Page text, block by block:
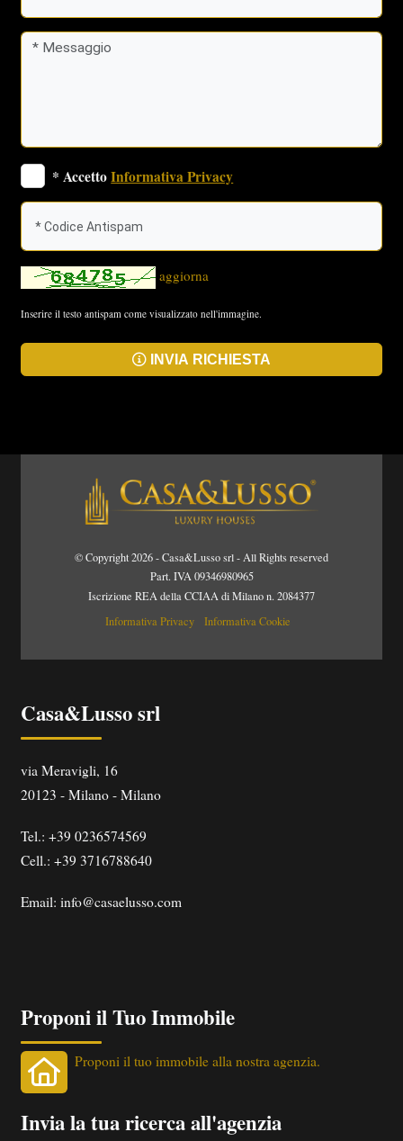
* AccettoInformativa Privacy
aggiorna
Inserire il testo antispam come visualizzato nell'immagine.
INVIA RICHIESTA
© Copyright 2026 - Casa&Lusso srl - All Rights reserved
Part. IVA 09346980965
Iscrizione REA della CCIAA di Milano n. 2084377
Informativa Privacy
Informativa Cookie
Casa&Lusso srl
via Meravigli, 16
20123 -Milano -Milano
Tel.:+39 0236574569
Cell.: +39 3716788640
Email:info@casaelusso.com
Proponi il Tuo Immobile
Proponi il tuo immobile alla nostra agenzia.
Invia la tua ricerca all'agenzia